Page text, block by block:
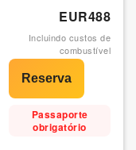
EUR488
Incluindo custos de
combustível
Passaporte
obrigatório